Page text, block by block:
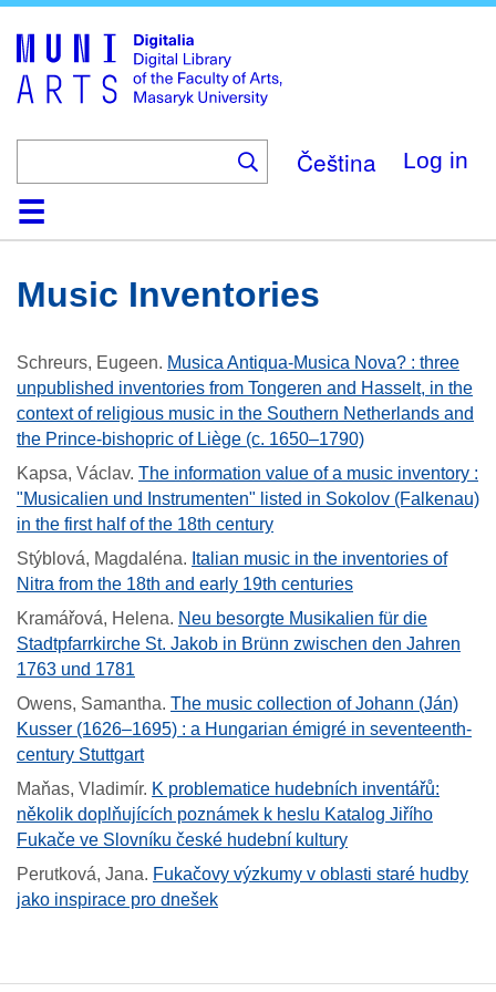
main
content
Čeština Log in
HomeCollections
Browse
Search
About
HelpContactDigitalia
Music Inventories
Schreurs, Eugeen. Musica Antiqua-Musica Nova? : three
unpublished inventories from Tongeren and Hasselt, in the
context of religious music in the Southern Netherlands and
the Prince-bishopric of Liège (c. 1650–1790)
Kapsa, Václav. The information value of a music inventory :
"Musicalien und Instrumenten" listed in Sokolov (Falkenau)
in the first half of the 18th century
Stýblová, Magdaléna. Italian music in the inventories of
Nitra from the 18th and early 19th centuries
Kramářová, Helena. Neu besorgte Musikalien für die
Stadtpfarrkirche St. Jakob in Brünn zwischen den Jahren
1763 und 1781
Owens, Samantha. The music collection of Johann (Ján)
Kusser (1626–1695) : a Hungarian émigré in seventeenth-
century Stuttgart
Maňas, Vladimír. K problematice hudebních inventářů:
několik doplňujících poznámek k heslu Katalog Jiřího
Fukače ve Slovníku české hudební kultury
Perutková, Jana. Fukačovy výzkumy v oblasti staré hudby
jako inspirace pro dnešek